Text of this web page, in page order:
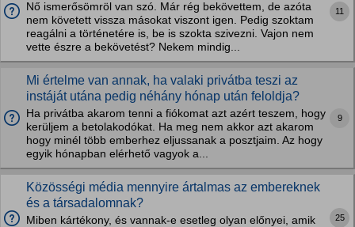
Nő ismerősömröl van szó. Már rég bekövettem, de azóta
nem követett vissza másokat viszont igen. Pedig szoktam
reagálni a történetére is, be is szokta szivezni. Vajon nem
vette észre a bekövetést? Nekem mindig...
11
Mi értelme van annak, ha valaki privátba teszi az
instáját utána pedig néhány hónap után feloldja?
Ha privátba akarom tenni a fiókomat azt azért teszem, hogy
kerüljem a betolakodókat. Ha meg nem akkor azt akarom
hogy minél több emberhez eljussanak a posztjaim. Az hogy
egyik hónapban elérhető vagyok a...
9
Közösségi média mennyire ártalmas az embereknek
és a társadalomnak?
Miben kártékony, és vannak-e esetleg olyan előnyei, amik
25